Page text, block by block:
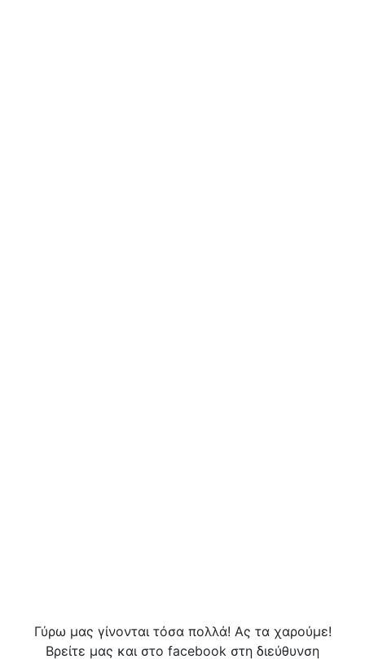
Γύρω μας γίνονται τόσα πολλά! Ας τα χαρούμε!
Βρείτε μας και στο facebook στη διεύθυνση